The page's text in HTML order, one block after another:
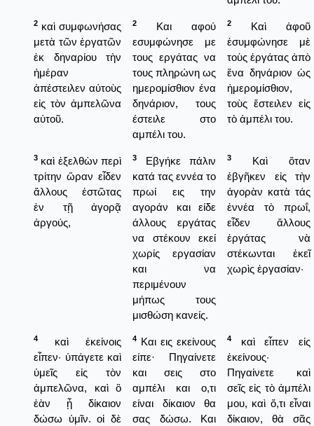
2 καὶ συμφωνήσας
μετὰ τῶν ἐργατῶν
ἐκ δηναρίου τὴν
ἡμέραν
ἀπέστειλεν αὐτοὺς
εἰς τὸν ἀμπελῶνα
αὐτοῦ.
2
Και αφού
εσυμφώνησε με
τους εργάτας να
τους πληρώνη ως
ημερομίσθιον ένα
δηνάριον, τους
έστειλε στο
αμπέλι του.
2
Καὶ ἀφοῦ
ἐσυμφώνησε μὲ
τοὺς ἐργάτας ἀπὸ
ἕνα δηνάριον ὡς
ἡμερομίσθιον,
τοὺς ἔστειλεν εἰς
τὸ ἀμπέλι του.
3 καὶ ἐξελθὼν περὶ
τρίτην ὥραν εἶδεν
ἄλλους ἑστῶτας
ἐν τῇ ἀγορᾷ
ἀργούς,
3
Εβγήκε πάλιν
κατά τας εννέα το
πρωί εις την
αγοράν και είδε
άλλους εργάτας
να στέκουν εκεί
χωρίς εργασίαν
και να
περιμένουν
μήπως τους
μισθώση κανείς.
3
Καὶ ὅταν
ἐβγῆκεν εἰς τὴν
ἀγορὰν κατὰ τάς
ἐννέα τὸ πρωΐ,
εἶδεν ἄλλους
ἐργάτας νὰ
στέκωνται ἐκεῖ
χωρὶς ἐργασίαν·
4
καὶ ἐκείνοις
εἶπεν· ὑπάγετε καὶ
ὑμεῖς εἰς τὸν
ἀμπελῶνα, καὶ ὃ
ἐὰν ᾖ δίκαιον
δώσω ὑμῖν. οἱ δὲ
4 Και εις εκείνους
είπε· Πηγαίνετε
και σεις στο
αμπέλι και ο,τι
είναι δίκαιον θα
σας δώσω. Και
4
καὶ εἶπεν εἰς
ἐκείνους·
Πηγαίνετε καὶ
σεῖς εἰς τὸ ἀμπέλι
μου, καὶ ὅ,τι εἶναι
δίκαιον, θὰ σᾶς